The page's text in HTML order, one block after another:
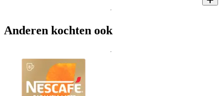
Anderen kochten ook